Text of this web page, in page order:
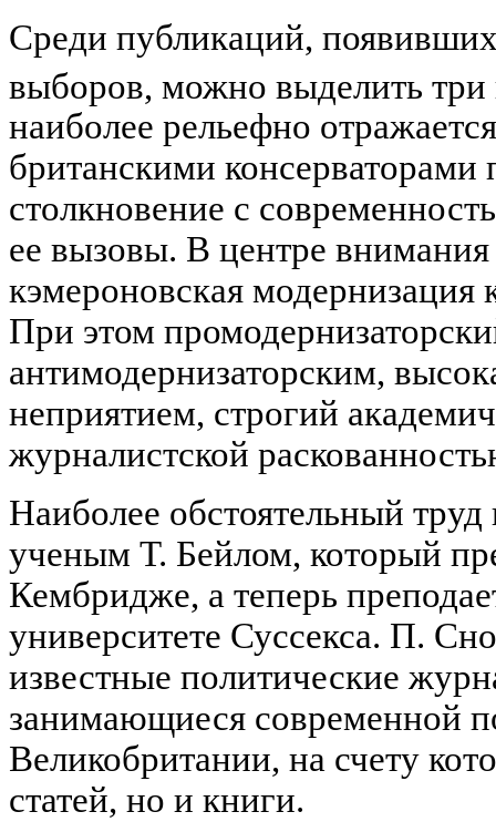
Среди публикаций,
выборов, можно выделить три
наиболее рельефно
британскими
столкновение с
ее вызовы. В центре внимания
кэмероновская модернизация
При этом
антимодернизаторским,
неприятием, строгий
журналистской
Наиболее обстоятельный
ученым Т. Бейлом, который
Кембридже, а теперь
университете Суссекса. П.
известные политические
занимающиеся современной
Великобритании, на счету
статей, но и книги.